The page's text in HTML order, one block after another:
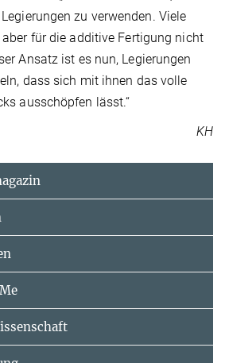
zu verwenden. Viele
für die additive Fertigung nicht
Ansatz ist es nun, Legierungen
dass sich mit ihnen das volle
ausschöpfen lässt.“
KH